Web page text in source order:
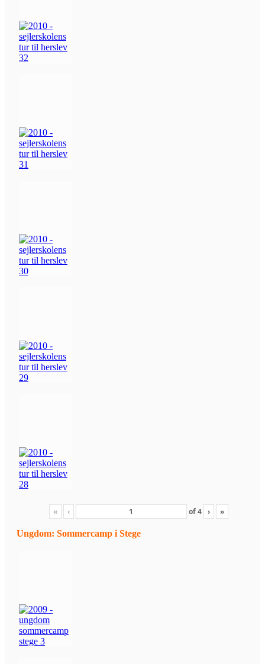
« ‹ of4 › »
Ungdom: Sommercamp i Stege